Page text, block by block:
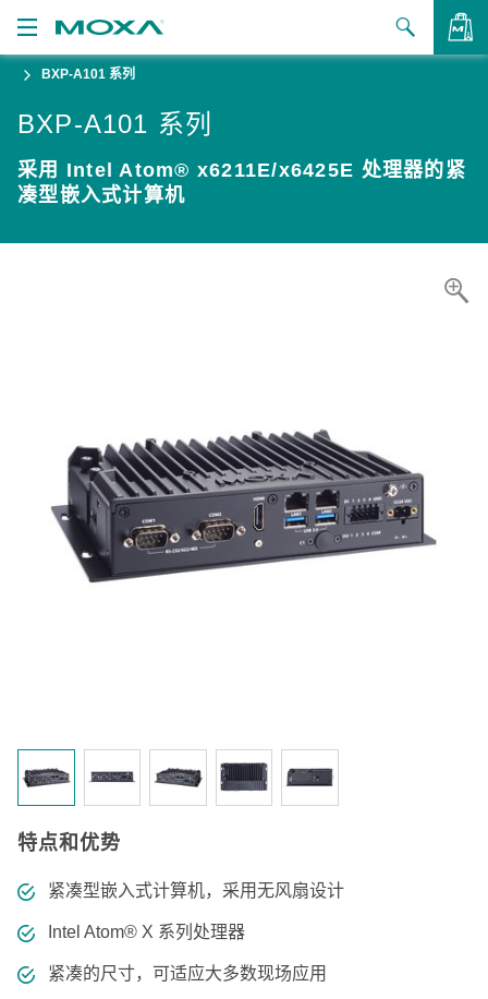
品
决方案
持
BXP-A101 系列
BXP-A101 系列
采用 Intel Atom® x6211E/x6425E 处理器的紧
凑型嵌入式计算机
特点和优势
紧凑型嵌入式计算机，采用无风扇设计
Intel Atom® X 系列处理器
紧凑的尺寸，可适应大多数现场应用
查看询价